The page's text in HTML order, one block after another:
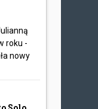
roku -
nowy